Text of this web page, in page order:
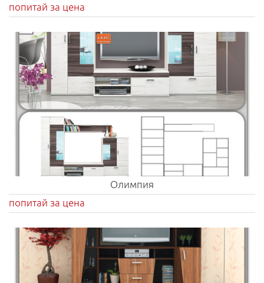
попитай за цена
Олимпия
попитай за цена